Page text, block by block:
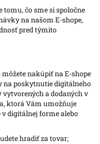
čo sme si spoločne
na našom E-shope,
pred týmito
môžete nakúpiť na E-shope
poskytnutie digitálneho
vytvorených a dodaných v
ktorá Vám umožňuje
digitálnej forme alebo
hradiť za tovar;